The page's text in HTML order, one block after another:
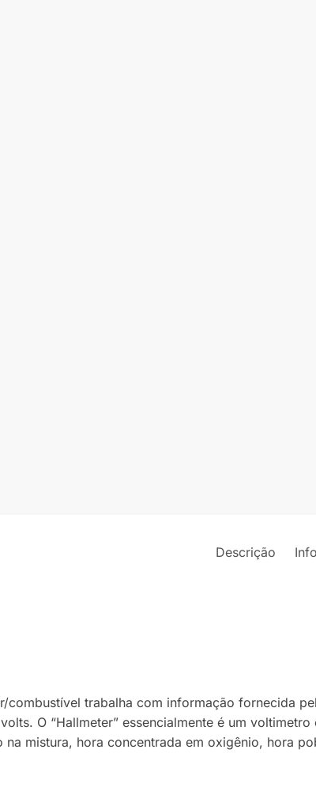
Descrição
combustível trabalha com informação fornecida
O “Hallmeter” essencialmente é um
na mistura, hora concentrada em oxigênio, hora